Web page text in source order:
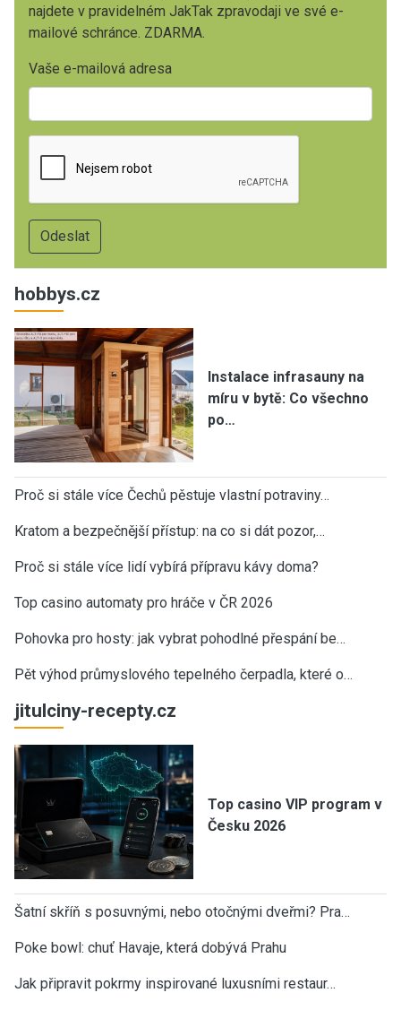
najdete v pravidelném JakTak zpravodaji ve své e-
mailové schránce. ZDARMA.
Vaše e-mailová adresa
hobbys.cz
Instalace infrasauny na
míru v bytě: Co všechno
po…
Proč si stále více Čechů pěstuje vlastní potraviny…
Kratom a bezpečnější přístup: na co si dát pozor,…
Proč si stále více lidí vybírá přípravu kávy doma?
Top casino automaty pro hráče v ČR 2026
Pohovka pro hosty: jak vybrat pohodlné přespání be…
Pět výhod průmyslového tepelného čerpadla, které o…
jitulciny-recepty.cz
Top casino VIP program v
Česku 2026
Šatní skříň s posuvnými, nebo otočnými dveřmi? Pra…
Poke bowl: chuť Havaje, která dobývá Prahu
Jak připravit pokrmy inspirované luxusními restaur…